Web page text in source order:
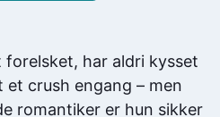
har aldri kysset
crush engang – men
romantiker er hun sikker